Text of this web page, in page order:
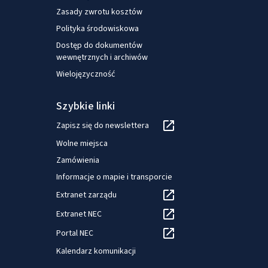
earning higher wages than the minimum pay is not always
fully capitalised on.
Zasady zwrotu kosztów
Polityka środowiskowa
Dostęp do dokumentów
wewnętrznych i archiwów
Wielojęzyczność
Szybkie linki
Zapisz się do newslettera
Wolne miejsca
Zamówienia
Informacje o mapie i transporcie
Extranet zarządu
Extranet NEC
Portal NEC
Kalendarz komunikacji